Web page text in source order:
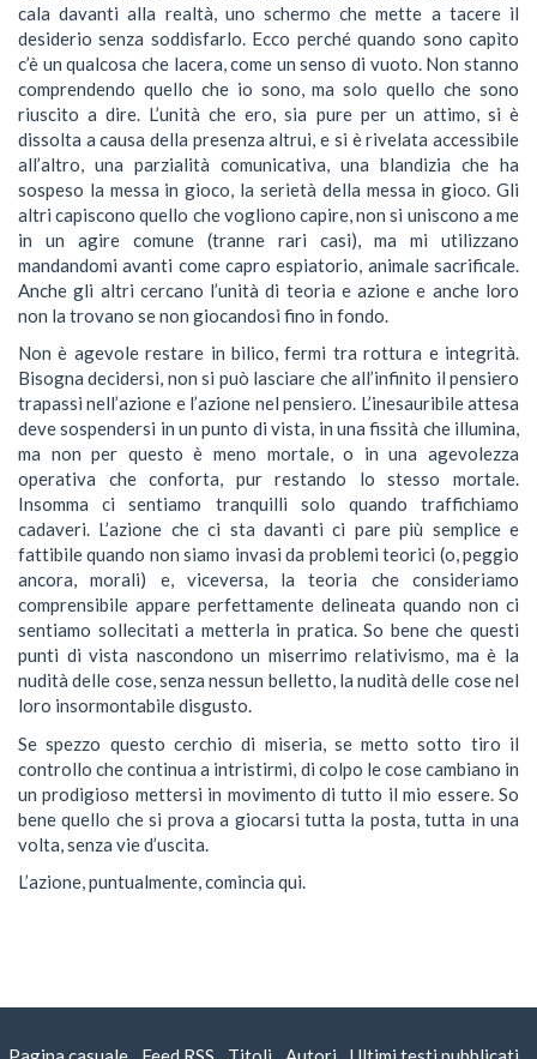
cala davanti alla realtà, uno schermo che mette a tacere il
desiderio senza soddisfarlo. Ecco perché quando sono capìto
c’è un qualcosa che lacera, come un senso di vuoto. Non stanno
comprendendo quello che io sono, ma solo quello che sono
riuscito a dire. L’unità che ero, sia pure per un attimo, si è
dissolta a causa della presenza altrui, e si è rivelata accessibile
all’altro, una parzialità comunicativa, una blandizia che ha
sospeso la messa in gioco, la serietà della messa in gioco. Gli
altri capiscono quello che vogliono capire, non si uniscono a me
in un agire comune (tranne rari casi), ma mi utilizzano
mandandomi avanti come capro espiatorio, animale sacrificale.
Anche gli altri cercano l’unità di teoria e azione e anche loro
non la trovano se non giocandosi fino in fondo.
Non è agevole restare in bilico, fermi tra rottura e integrità.
Bisogna decidersi, non si può lasciare che all’infinito il pensiero
trapassi nell’azione e l’azione nel pensiero. L’inesauribile attesa
deve sospendersi in un punto di vista, in una fissità che illumina,
ma non per questo è meno mortale, o in una agevolezza
operativa che conforta, pur restando lo stesso mortale.
Insomma ci sentiamo tranquilli solo quando traffichiamo
cadaveri. L’azione che ci sta davanti ci pare più semplice e
fattibile quando non siamo invasi da problemi teorici (o, peggio
ancora, morali) e, viceversa, la teoria che consideriamo
comprensibile appare perfettamente delineata quando non ci
sentiamo sollecitati a metterla in pratica. So bene che questi
punti di vista nascondono un miserrimo relativismo, ma è la
nudità delle cose, senza nessun belletto, la nudità delle cose nel
loro insormontabile disgusto.
Se spezzo questo cerchio di miseria, se metto sotto tiro il
controllo che continua a intristirmi, di colpo le cose cambiano in
un prodigioso mettersi in movimento di tutto il mio essere. So
bene quello che si prova a giocarsi tutta la posta, tutta in una
volta, senza vie d’uscita.
L’azione, puntualmente, comincia qui.